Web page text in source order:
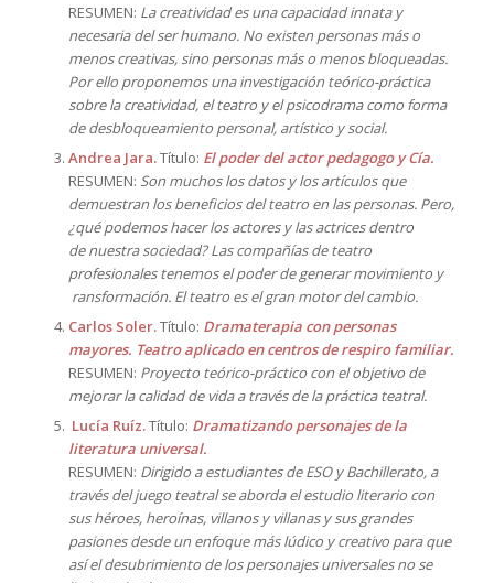
RESUMEN: La creatividad es una capacidad innata y
necesaria del ser humano. No existen personas más o
menos creativas, sino personas más o menos bloqueadas.
Por ello proponemos una investigación teórico-práctica
sobre la creatividad, el teatro y el psicodrama como forma
de desbloqueamiento personal, artístico y social.
Andrea Jara.Título: El poder del actor pedagogo y Cía.
RESUMEN: Son muchos los datos y los artículos que
demuestran los beneficios del teatro en las personas. Pero,
¿qué podemos hacer los actores y las actrices dentro
de nuestra sociedad? Las compañías de teatro
profesionales tenemos el poder de generar movimiento y
ransformación. El teatro es el gran motor del cambio.
Carlos Soler.Título: Dramaterapia con personas
mayores. Teatro aplicado en centros de respiro familiar.
RESUMEN: Proyecto teórico-práctico con el objetivo de
mejorar la calidad de vida a través de la práctica teatral.
Lucía Ruíz.Título: Dramatizando personajes de la
literatura universal.
RESUMEN: Dirigido a estudiantes de ESO y Bachillerato, a
través del juego teatral se aborda el estudio literario con
sus héroes, heroínas, villanos y villanas y sus grandes
pasiones desde un enfoque más lúdico y creativo para que
así el desubrimiento de los personajes universales no se